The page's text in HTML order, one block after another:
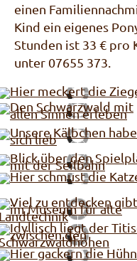
einen
Kind ein eigenes
Stunden ist 33 € pro
unter 07655 373.